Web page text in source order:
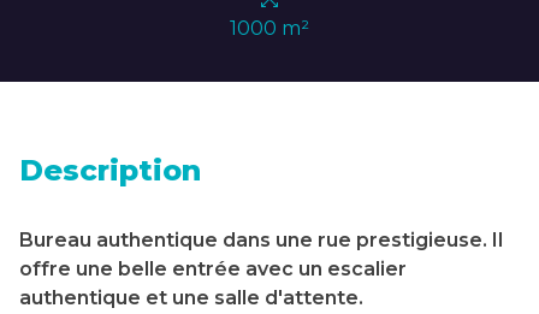
1000 m²
Description
Bureau authentique dans une rue prestigieuse. Il
offre une belle entrée avec un escalier
authentique et une salle d'attente.